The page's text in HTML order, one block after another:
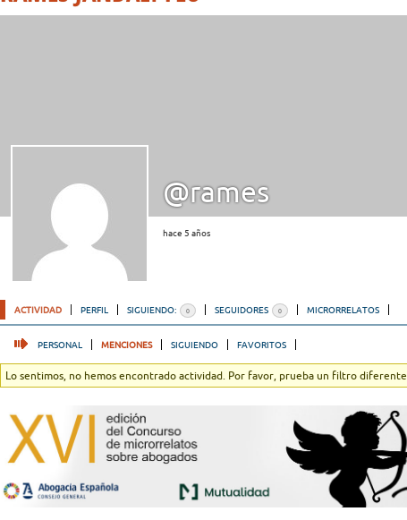
@rames
hace 5 años
ACTIVIDAD PERFIL SIGUIENDO: 0 SEGUIDORES 0 MICRORRELATOS
PERSONAL MENCIONES SIGUIENDO FAVORITOS
Lo sentimos, no hemos encontrado actividad. Por favor, prueba un filtro diferente.